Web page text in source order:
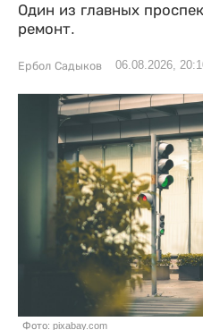
Один из главных
ремонт.
Ербол Садыков 06.08.2026,
Фото: pixabay.com